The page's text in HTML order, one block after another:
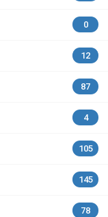
0
12
87
4
105
145
78